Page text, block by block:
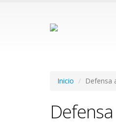
Inicio Defensa